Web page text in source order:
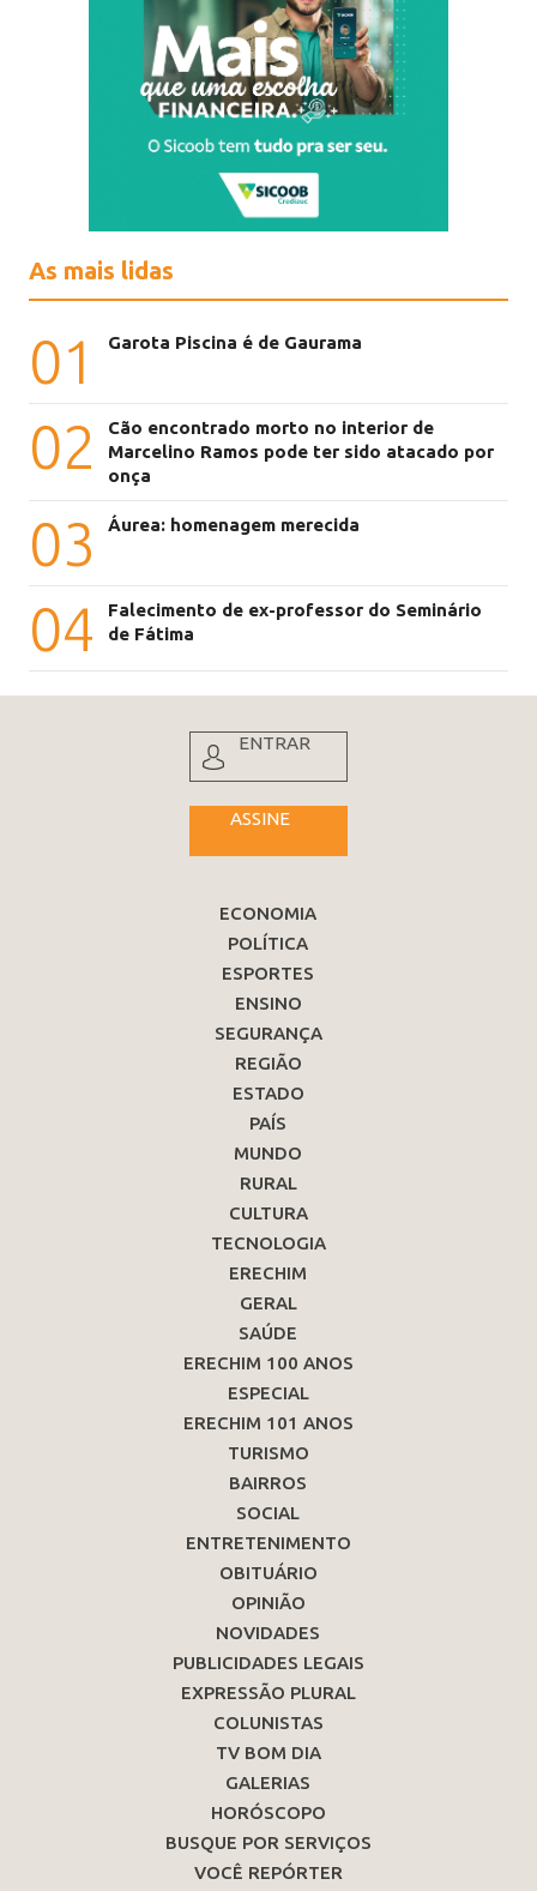
As mais lidas
01 Garota Piscina é de Gaurama
02
Cão encontrado morto no interior de
Marcelino Ramos pode ter sido atacado por
onça
03 Áurea: homenagem merecida
04
Falecimento de ex-professor do Seminário
de Fátima
ENTRAR
ASSINE
ECONOMIA
POLÍTICA
ESPORTES
ENSINO
SEGURANÇA
REGIÃO
ESTADO
PAÍS
MUNDO
RURAL
CULTURA
TECNOLOGIA
ERECHIM
GERAL
SAÚDE
ERECHIM 100 ANOS
ESPECIAL
ERECHIM 101 ANOS
TURISMO
BAIRROS
SOCIAL
ENTRETENIMENTO
OBITUÁRIO
OPINIÃO
NOVIDADES
PUBLICIDADES LEGAIS
EXPRESSÃO PLURAL
COLUNISTAS
TV BOM DIA
GALERIAS
HORÓSCOPO
BUSQUE POR SERVIÇOS
VOCÊ REPÓRTER